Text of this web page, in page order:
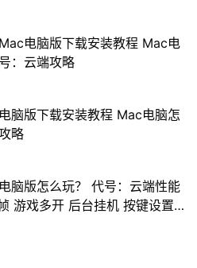
电脑版下载安装教程 Mac电
：云端攻略
脑版下载安装教程 Mac电脑怎
略
脑版怎么玩？ 代号：云端性能
游戏多开 后台挂机 按键设置